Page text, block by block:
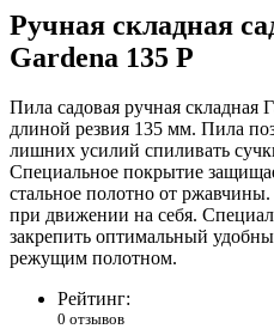
Ручная складная
Gardena 135 P
Пила садовая ручная складная
длиной резвия 135 мм. Пила
лишних усилий спиливать
Специальное покрытие
стальное полотно от
при движении на себя.
закрепить оптимальный
режущим полотном.
Рейтинг:
0 отзывов